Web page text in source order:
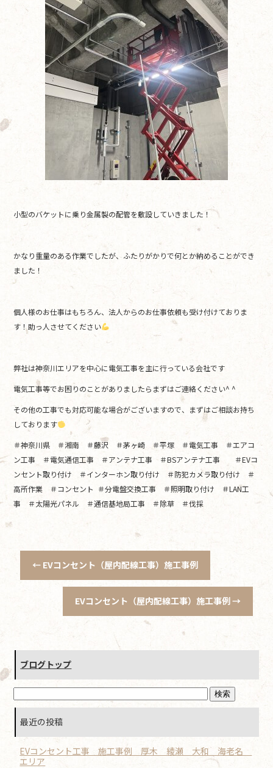
小型のバケットに乗り金属製の配管を敷設していきました！
かなり重量のある作業でしたが、ふたりがかりで何とか納めることができ
ました！
個人様のお仕事はもちろん、法人からのお仕事依頼も受け付けておりま
す！助っ人させてください
弊社は神奈川エリアを中心に電気工事を主に行っている会社です
電気工事等でお困りのことがありましたらまずはご連絡ください^ ^
その他の工事でも対応可能な場合がございますので、まずはご相談お持ち
しております
＃神奈川県 ＃湘南 ＃藤沢 ＃茅ヶ崎 ＃平塚 ＃電気工事 ＃エアコ
ン工事 ＃電気通信工事 ＃アンテナ工事 ＃BSアンテナ工事 ＃EVコ
ンセント取り付け ＃インターホン取り付け ＃防犯カメラ取り付け ＃
高所作業 ＃コンセント ＃分電盤交換工事 ＃照明取り付け ＃LAN工
事 ＃太陽光パネル ＃通信基地局工事 ＃除草 ＃伐採
← EVコンセント（屋内配線工事）施工事例
EVコンセント（屋内配線工事）施工事例→
ブログトップ
最近の投稿
EVコンセント工事 施工事例 厚木 綾瀬 大和 海老名
エリア